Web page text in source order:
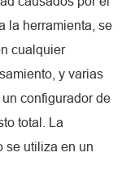
la herramienta, se
cualquier
y varias
configurador de
total. La
se utiliza en un